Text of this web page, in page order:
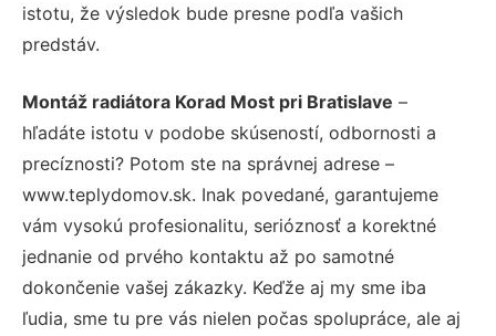
istotu, že výsledok bude presne podľa vašich
predstáv.
Montáž radiátora Korad Most pri Bratislave –
hľadáte istotu v podobe skúseností, odbornosti a
precíznosti? Potom ste na správnej adrese –
www.teplydomov.sk. Inak povedané, garantujeme
vám vysokú profesionalitu, serióznosť a korektné
jednanie od prvého kontaktu až po samotné
dokončenie vašej zákazky. Keďže aj my sme iba
ľudia, sme tu pre vás nielen počas spolupráce, ale aj